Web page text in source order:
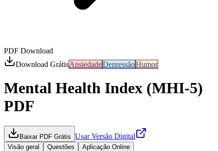
PDF Download
Download GrátisAnsiedadeDepressãoHumor
Mental Health Index (MHI-5)
PDF
Baixar PDF Grátis Usar Versão Digital
Visão geral Questões
Aplicação Online